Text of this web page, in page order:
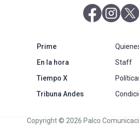
abre enabre
Primeabre en nueva pestaña
En la horaabre en nueva pestaña
Tiempo Xabre en nueva pestaña
Tribuna Andesabre en nueva
Staff
Copyright © 2026 Palco